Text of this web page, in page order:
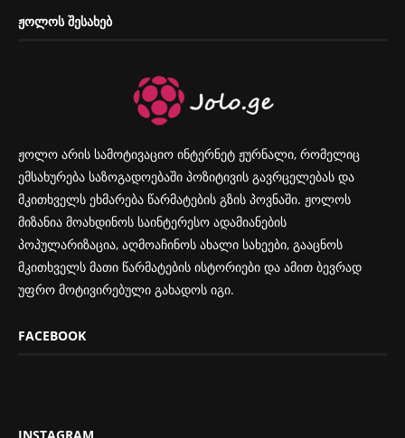
ᲟᲝᲚᲝᲡ ᲨᲔᲡᲐᲮᲔᲑ
ჟოლო არის სამოტივაციო ინტერნეტ ჟურნალი, რომელიც
ემსახურება საზოგადოებაში პოზიტივის გავრცელებას და
მკითხველს ეხმარება წარმატების გზის პოვნაში. ჟოლოს
მიზანია მოახდინოს საინტერესო ადამიანების
პოპულარიზაცია, აღმოაჩინოს ახალი სახეები, გააცნოს
მკითხველს მათი წარმატების ისტორიები და ამით ბევრად
უფრო მოტივირებული გახადოს იგი.
FACEBOOK